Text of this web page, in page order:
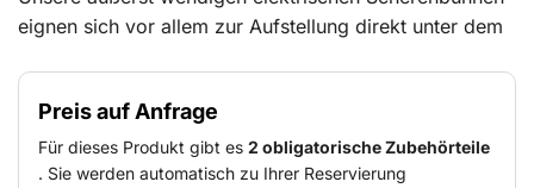
eignen sich vor allem zur Aufstellung direkt unter dem
Alle Modelle sind kleiner als Teleskopbühnen, verfügen
aber oft über eine höhere Hubleistung. Aufgrund der
größeren Plattform bieten sie außerdem mehr Platz
zum Arbeiten. Hiermit lassen sich Personen und
Preis auf Anfrage
Für dieses Produkt gibt es 2 obligatorische Zubehörteile
. Sie werden automatisch zu Ihrer Reservierung